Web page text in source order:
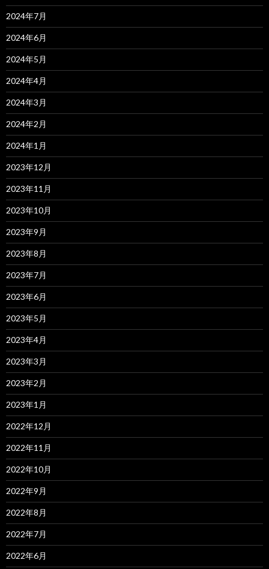
2024年7月
2024年6月
2024年5月
2024年4月
2024年3月
2024年2月
2024年1月
2023年12月
2023年11月
2023年10月
2023年9月
2023年8月
2023年7月
2023年6月
2023年5月
2023年4月
2023年3月
2023年2月
2023年1月
2022年12月
2022年11月
2022年10月
2022年9月
2022年8月
2022年7月
2022年6月